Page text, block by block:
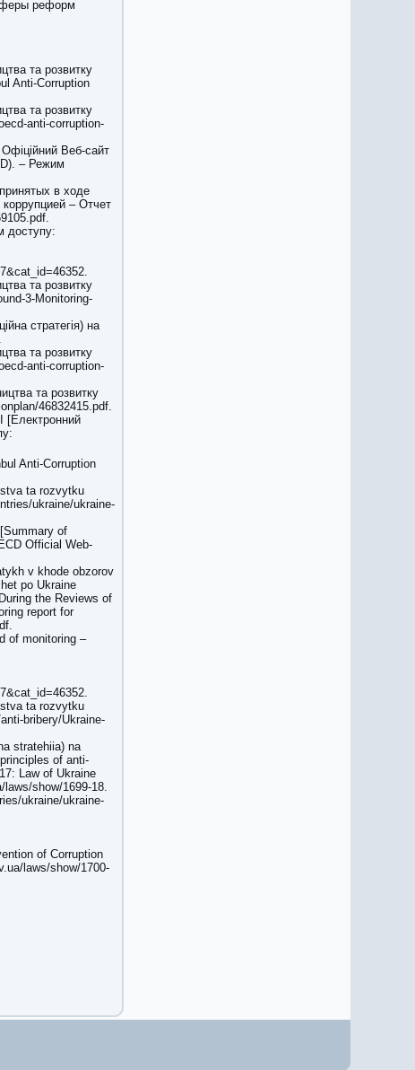
реформ
та розвитку
Anti-Corruption
та розвитку
anti-corruption-
Веб-сайт
– Режим
в ходе
– Отчет
доступу:
та розвитку
3-Monitoring-
стратегія) на
та розвитку
anti-corruption-
та розвитку
46832415.pdf.
[Електронний
Anti-Corruption
ta rozvytku
ukraine/ukraine-
of
Official Web-
v khode obzorov
po Ukraine
the Reviews of
report for
of monitoring –
ta rozvytku
bribery/Ukraine-
stratehiia) na
of anti-
Law of Ukraine
show/1699-18.
ukraine/ukraine-
of Corruption
laws/show/1700-